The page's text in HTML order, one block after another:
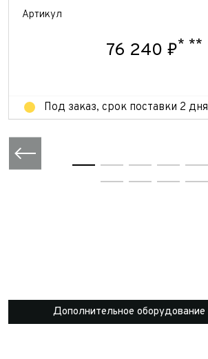
Артикул
76 240 ₽* **
Под заказ, срок поставки 2 дня
Дополнительное оборудование